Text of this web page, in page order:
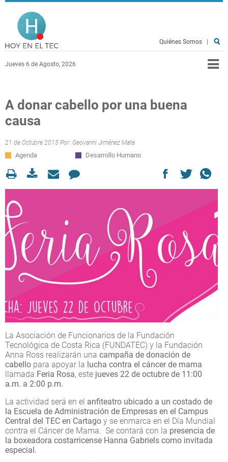
Pasar al contenido principal
Jueves 6 de Agosto, 2026
Quiénes Somos
A donar cabello por una buena
causa
21 de Octubre 2015 Por: Geovanni Jiménez Mata
Agenda Desarrollo Humano
La Asociación de Funcionarios de la Fundación
Tecnológica de Costa Rica (FUNDATEC) y la Fundación
Anna Ross realizarán una campaña de donación de
cabello para apoyar la lucha contra el cáncer de mama
llamada Feria Rosa, este jueves 22 de octubre de 11:00
a.m. a 2:00 p.m.
La actividad será en el anfiteatro ubicado a un costado de
la Escuela de Administración de Empresas en el Campus
Central del TEC en Cartago y se enmarca en el Día Mundial
contra el Cáncer de Mama. Se contará con la presencia de
la boxeadora costarricense Hanna Gabriels como invitada
especial.